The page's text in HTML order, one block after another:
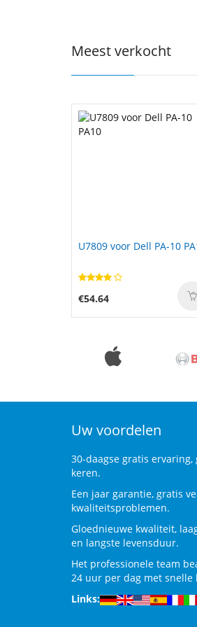
Meest verkocht
AA-PLVN4AR voor
Ultrabook NP910S5J
€70.00
Uw voordelen
30-daagse gratis
keren.
Een jaar garantie, gratis
kwaliteitsproblemen.
Gloednieuwe kwaliteit,
en langste levensduur.
Het professionele team
24 uur per dag met snelle
Links: